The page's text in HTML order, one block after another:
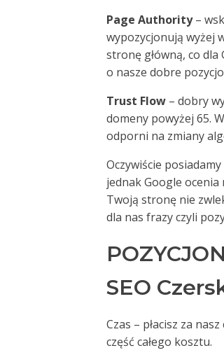
Page Authority–
wypozycjonują wyżej
stronę główną, co
o nasze dobre
Trust Flow – dobry
domeny powyżej 65.
odporni na zmiany
Oczywiście
jednak Google ocenia
Twoją stronę nie
dla nas frazy czyli
SEO
Czas – płacisz za
część całego kosztu.